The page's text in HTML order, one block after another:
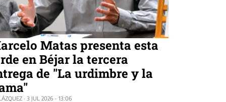
Matas presenta esta
en Béjar la tercera
de "La urdimbre y la
· 3 JUL 2026 - 13:06